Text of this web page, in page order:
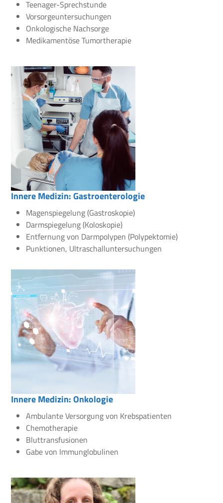
Teenager-Sprechstunde
Vorsorgeuntersuchungen
Onkologische Nachsorge
Medikamentöse Tumortherapie
Innere Medizin: Gastroenterologie
Magenspiegelung (Gastroskopie)
Darmspiegelung (Koloskopie)
Entfernung von Darmpolypen (Polypektomie)
Punktionen, Ultraschalluntersuchungen
Innere Medizin: Onkologie
Ambulante Versorgung von Krebspatienten
Chemotherapie
Bluttransfusionen
Gabe von Immunglobulinen